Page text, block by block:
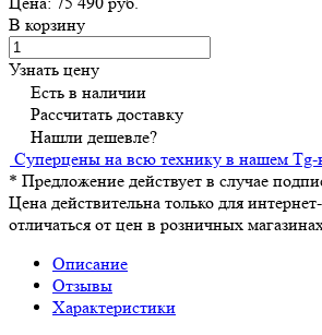
В корзину
Узнать цену
Есть в наличии
Рассчитать доставку
Нашли дешевле?
Суперцены на всю технику в нашем Tg-
* Предложение действует в случае
Цена действительна только для
отличаться от цен в розничных
Описание
Отзывы
Характеристики